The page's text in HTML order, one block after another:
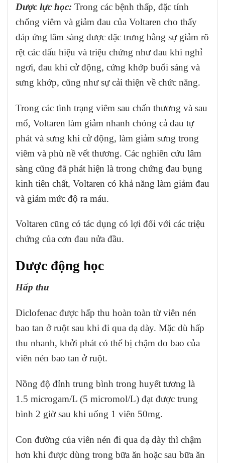
Dược lực học: Trong các bệnh thấp, đặc tính
chống viêm và giảm đau của Voltaren cho thấy
đáp ứng lâm sàng được đặc trưng bằng sự giảm rõ
rệt các dấu hiệu và triệu chứng như đau khi nghỉ
ngơi, đau khi cử động, cứng khớp buổi sáng và
sưng khớp, cũng như sự cải thiện về chức năng.
Trong các tình trạng viêm sau chấn thương và sau
mổ, Voltaren làm giảm nhanh chóng cả đau tự
phát và sưng khi cử động, làm giảm sưng trong
viêm và phù nề vết thương. Các nghiên cứu lâm
sàng cũng đã phát hiện là trong chứng đau bụng
kinh tiên chất, Voltaren có khả năng làm giảm đau
và giảm mức độ ra máu.
Voltaren cũng có tác dụng có lợi đối với các triệu
chứng của cơn đau nửa đầu.
Dược động học
Hấp thu
Diclofenac được hấp thu hoàn toàn từ viên nén
bao tan ở ruột sau khi đi qua dạ dày. Mặc dù hấp
thu nhanh, khởi phát có thể bị chậm do bao của
viên nén bao tan ở ruột.
Nồng độ đỉnh trung bình trong huyết tương là
1.5 microgam/L (5 micromol/L) đạt được trung
bình 2 giờ sau khi uống 1 viên 50mg.
Con đường của viên nén đi qua dạ dày thì chậm
hơn khi được dùng trong bữa ăn hoặc sau bữa ăn